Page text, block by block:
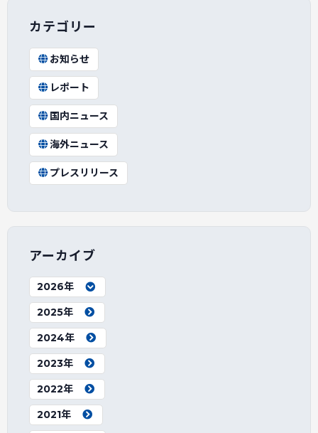
カテゴリー
お知らせ
レポート
国内ニュース
海外ニュース
プレスリリース
アーカイブ
2026年
2025年
2024年
2023年
2022年
2021年